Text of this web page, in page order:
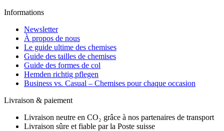
Informations
Newsletter
À propos de nous
Le guide ultime des chemises
Guide des tailles de chemises
Guide des formes de col
Hemden richtig pflegen
Business vs. Casual – Chemises pour chaque occasion
Livraison & paiement
Livraison neutre en CO₂ grâce à nos partenaires de transport
Livraison sûre et fiable par la Poste suisse